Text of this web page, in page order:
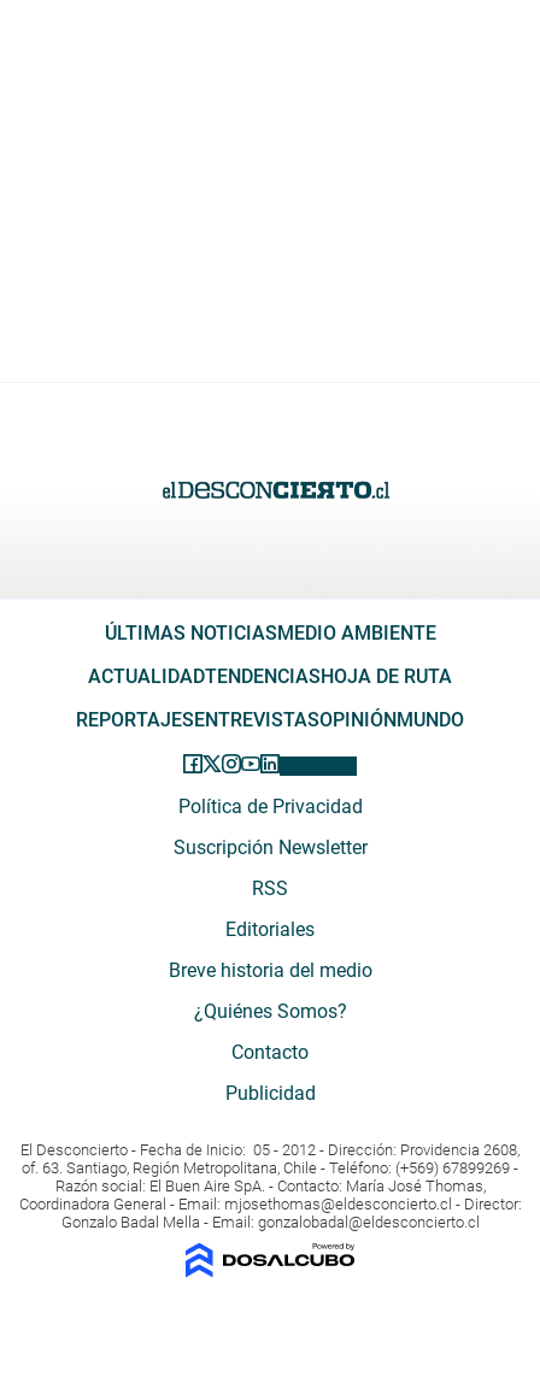
ÚLTIMAS NOTICIASMEDIO AMBIENTE
ACTUALIDADTENDENCIASHOJA DE RUTA
REPORTAJESENTREVISTASOPINIÓNMUNDO
Política de Privacidad
Suscripción Newsletter
RSS
Editoriales
Breve historia del medio
¿Quiénes Somos?
Contacto
Publicidad
El Desconcierto - Fecha de Inicio: 05 - 2012 - Dirección: Providencia 2608,
of. 63. Santiago, Región Metropolitana, Chile - Teléfono: (+569) 67899269 -
Razón social: El Buen Aire SpA. - Contacto: María José Thomas,
Coordinadora General - Email: mjosethomas@eldesconcierto.cl - Director:
Gonzalo Badal Mella - Email: gonzalobadal@eldesconcierto.cl